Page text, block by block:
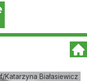
Katarzyna Białasiewicz